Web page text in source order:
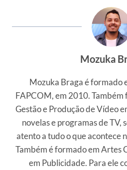
Mozuka
Mozuka Braga é formado
FAPCOM, em 2010. Também
Gestão e Produção de Vídeo
novelas e programas de TV,
atento a tudo o que acontece
Também é formado em Artes
em Publicidade. Para ele